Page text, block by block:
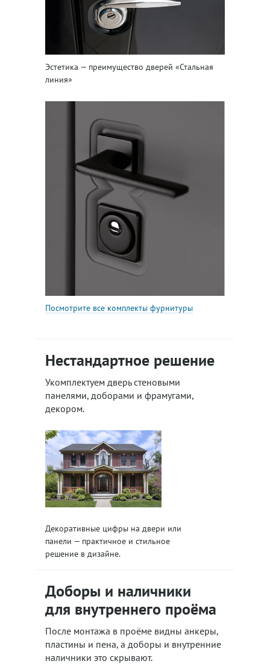
Эстетика — преимущество дверей «Стальная
линия»
Посмотрите все комплекты фурнитуры
Нестандартное решение
Укомплектуем дверь стеновыми
панелями, доборами и фрамугами,
декором.
Декоративные цифры на двери или
панели — практичное и стильное
решение в дизайне.
Доборы и наличники
для внутреннего проёма
После монтажа в проёме видны анкеры,
пластины и пена, а доборы и внутренние
наличники это скрывают.